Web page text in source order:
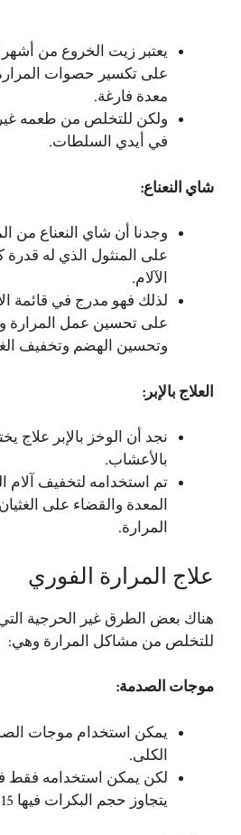
يعتبر زيت الخروع من
على تكسير حصوات
معدة فارغة.
ولكن للتخلص من طعمه
في أيدي السلطات.
شاي النعناع:
وجدنا أن شاي النعناع من
على المنثول الذي له
الآلام.
لذلك فهو مدرج في قائمة
على تحسين عمل المرارة
وتحسين الهضم وتخفيف
العلاج بالإبر:
نجد أن الوخز بالإبر علاج
بالأعشاب.
تم استخدامه لتخفيف
المعدة والقضاء على
المرارة.
علاج المرارة الفوري
هناك بعض الطرق غير الحرجية
للتخلص من مشاكل المرارة وهي:
موجات الصدمة:
يمكن استخدام موجات
الكلى.
لكن يمكن استخدامه فقط
يتجاوز حجم البكرات فيها 15 سم.